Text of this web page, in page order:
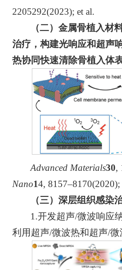
2205292(2023); et al.
（二）金属骨植入材
治疗，构建光响应和超声
热协同快速清除骨植入体
Advanced Materials30,
Nano14, 8157–8170(2020);
（三）深层组织感染
1.开发超声/微波响应
利用超声/微波热和超声/微